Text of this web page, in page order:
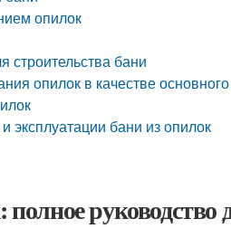
опилок
строительства бани
опилок в качестве
эксплуатации бани из опилок